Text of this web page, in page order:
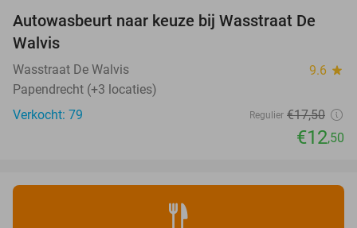
29%
Autowasbeurt naar keuze bij Wasstraat De
Walvis
Wasstraat De Walvis 9.6 star
Papendrecht (+3 locaties)
Verkocht: 79
Regulier €17,50
€12,50